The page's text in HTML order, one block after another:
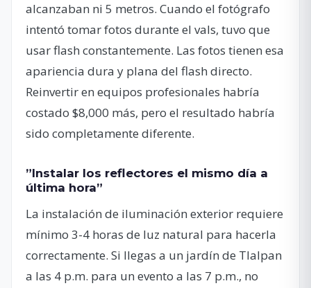
alcanzaban ni 5 metros. Cuando el fotógrafo
intentó tomar fotos durante el vals, tuvo que
usar flash constantemente. Las fotos tienen esa
apariencia dura y plana del flash directo.
Reinvertir en equipos profesionales habría
costado $8,000 más, pero el resultado habría
sido completamente diferente.
”Instalar los reflectores el mismo día a
última hora”
La instalación de iluminación exterior requiere
mínimo 3-4 horas de luz natural para hacerla
correctamente. Si llegas a un jardín de Tlalpan
a las 4 p.m. para un evento a las 7 p.m., no